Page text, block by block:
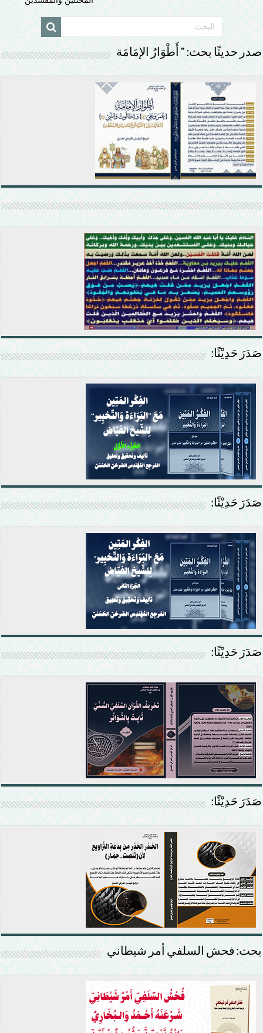
صدر حديثًا بحث: ” أَطْوَارُ الإمَامَة
صَدَرَ حَدِيْثًا:
صَدَرَ حَدِيْثًا:
صَدَرَ حَدِيْثًا:
صَدَرَ حَدِيْثًا:
بحث: فحش السلفي أمر شيطاني